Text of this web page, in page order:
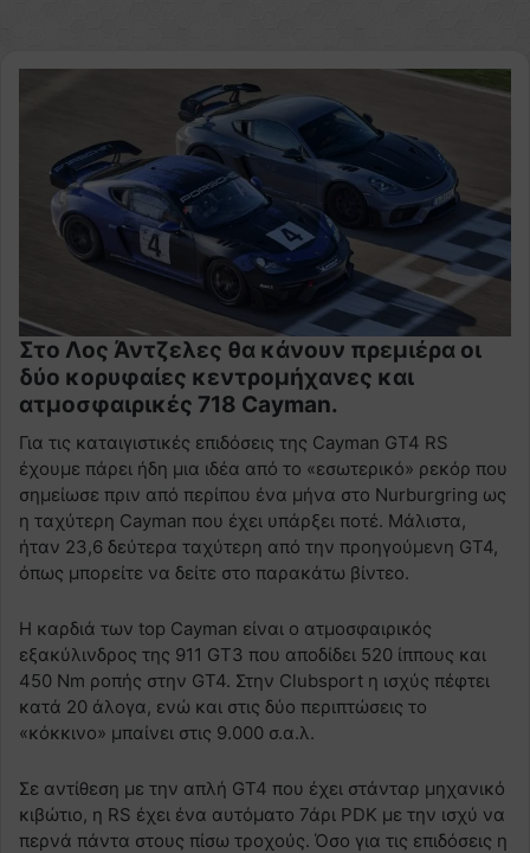
Στο Λος Άντζελες θα κάνουν πρεμιέρα οι
δύο κορυφαίες κεντρομήχανες και
ατμοσφαιρικές 718 Cayman.
Για τις καταιγιστικές επιδόσεις της Cayman GT4 RS
έχουμε πάρει ήδη μια ιδέα από το «εσωτερικό» ρεκόρ που
σημείωσε πριν από περίπου ένα μήνα στο Nurburgring ως
η ταχύτερη Cayman που έχει υπάρξει ποτέ. Μάλιστα,
ήταν 23,6 δεύτερα ταχύτερη από την προηγούμενη GT4,
όπως μπορείτε να δείτε στο παρακάτω βίντεο.
H καρδιά των top Cayman είναι ο ατμοσφαιρικός
εξακύλινδρος της 911 GT3 που αποδίδει 520 ίππους και
450 Nm ροπής στην GT4. Στην Clubsport η ισχύς πέφτει
κατά 20 άλογα, ενώ και στις δύο περιπτώσεις το
«κόκκινο» μπαίνει στις 9.000 σ.α.λ.
Σε αντίθεση με την απλή GT4 που έχει στάνταρ μηχανικό
κιβώτιο, η RS έχει ένα αυτόματο 7άρι PDK με την ισχύ να
περνά πάντα στους πίσω τροχούς. Όσο για τις επιδόσεις η